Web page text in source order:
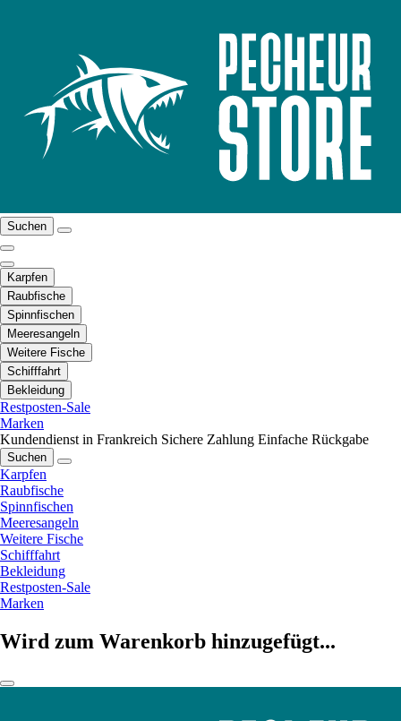
Suchen
Karpfen
Raubfische
Spinnfischen
Meeresangeln
Weitere Fische
Schifffahrt
Bekleidung
Restposten-Sale
Marken
Kundendienst in Frankreich Sichere Zahlung Einfache Rückgabe
Suchen
Karpfen
Raubfische
Spinnfischen
Meeresangeln
Weitere Fische
Schifffahrt
Bekleidung
Restposten-Sale
Marken
Wird zum Warenkorb hinzugefügt...